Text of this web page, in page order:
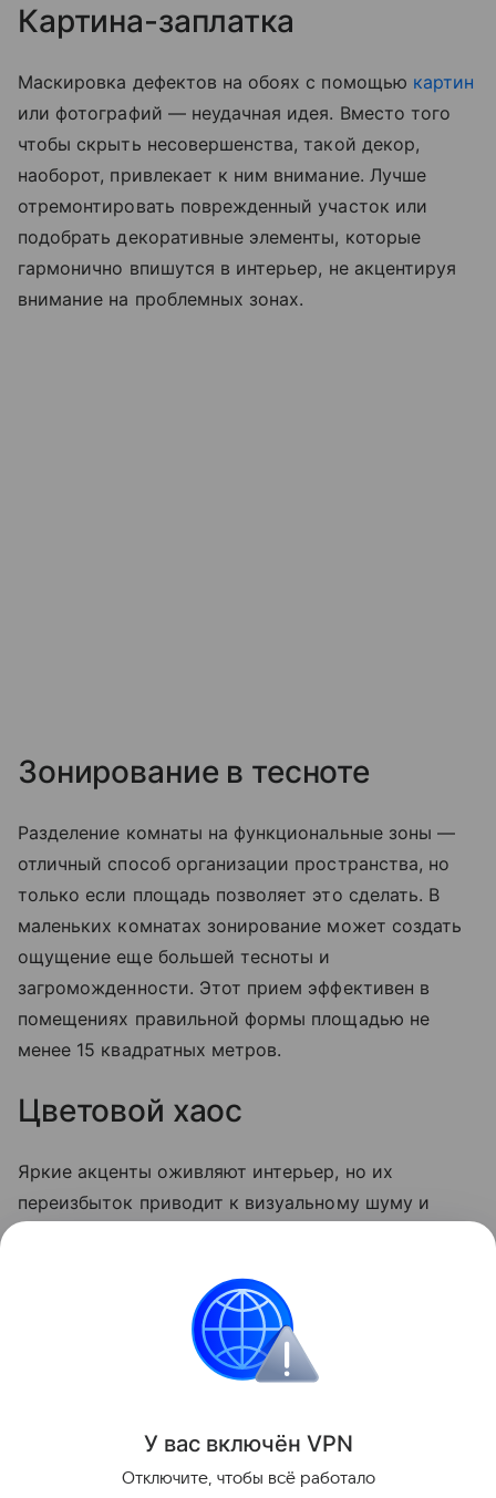
Картина-заплатка
Маскировка дефектов на обоях с помощью картин
или фотографий — неудачная идея. Вместо того
чтобы скрыть несовершенства, такой декор,
наоборот, привлекает к ним внимание. Лучше
отремонтировать поврежденный участок или
подобрать декоративные элементы, которые
гармонично впишутся в интерьер, не акцентируя
внимание на проблемных зонах.
Зонирование в тесноте
Разделение комнаты на функциональные зоны —
отличный способ организации пространства, но
только если площадь позволяет это сделать. В
маленьких комнатах зонирование может создать
ощущение еще большей тесноты и
загроможденности. Этот прием эффективен в
помещениях правильной формы площадью не
менее 15 квадратных метров.
Цветовой хаос
Яркие акценты оживляют интерьер, но их
переизбыток приводит к визуальному шуму и
декоративных элементов, чтобы создать стильный
и целостный образ.
У вас включён VPN
Отключите, чтобы всё работало